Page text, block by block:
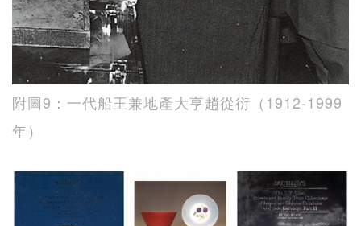
附圖9：一代船王兼地產大亨趙從衍（1912-1999
年）